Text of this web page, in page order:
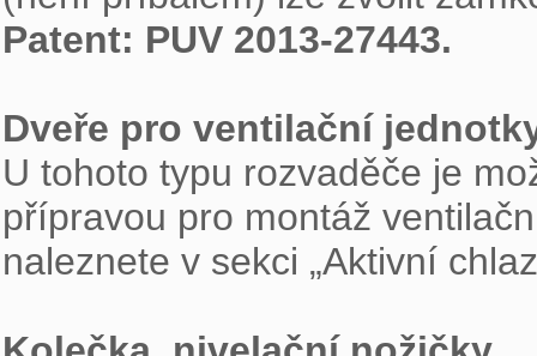
Patent: PUV 2013-27443.
Dveře pro ventilační
U tohoto typu rozvaděče je
přípravou pro montáž
naleznete v sekci „Aktivní